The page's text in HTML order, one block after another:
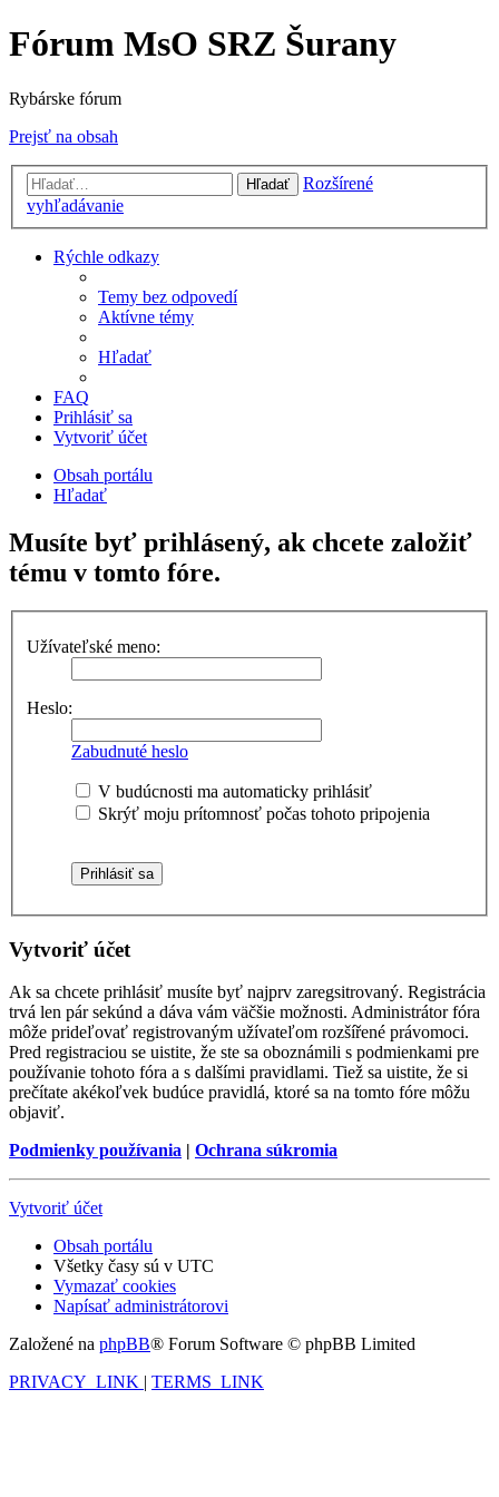
Fórum MsO SRZ Šurany
Rybárske fórum
Prejsť na obsah
Hľadať
Rozšírené
vyhľadávanie
Rýchle odkazy
Temy bez odpovedí
Aktívne témy
Hľadať
FAQ
Prihlásiť sa
Vytvoriť účet
Obsah portálu
Hľadať
Musíte byť prihlásený, ak chcete založiť
tému v tomto fóre.
Užívateľské meno:
Heslo:
Zabudnuté heslo
V budúcnosti ma automaticky prihlásiť
Skrýť moju prítomnosť počas tohoto pripojenia
Vytvoriť účet
Ak sa chcete prihlásiť musíte byť najprv zaregsitrovaný. Registrácia
trvá len pár sekúnd a dáva vám väčšie možnosti. Administrátor fóra
môže prideľovať registrovaným užívateľom rozšířené právomoci.
Pred registraciou se uistite, že ste sa oboznámili s podmienkami pre
používanie tohoto fóra a s dalšími pravidlami. Tiež sa uistite, že si
prečítate akékoľvek budúce pravidlá, ktoré sa na tomto fóre môžu
objaviť.
Podmienky používania | Ochrana súkromia
Vytvoriť účet
Obsah portálu
Všetky časy sú v UTC
Vymazať cookies
Napísať administrátorovi
Založené na phpBB® Forum Software © phpBB Limited
PRIVACY_LINK | TERMS_LINK